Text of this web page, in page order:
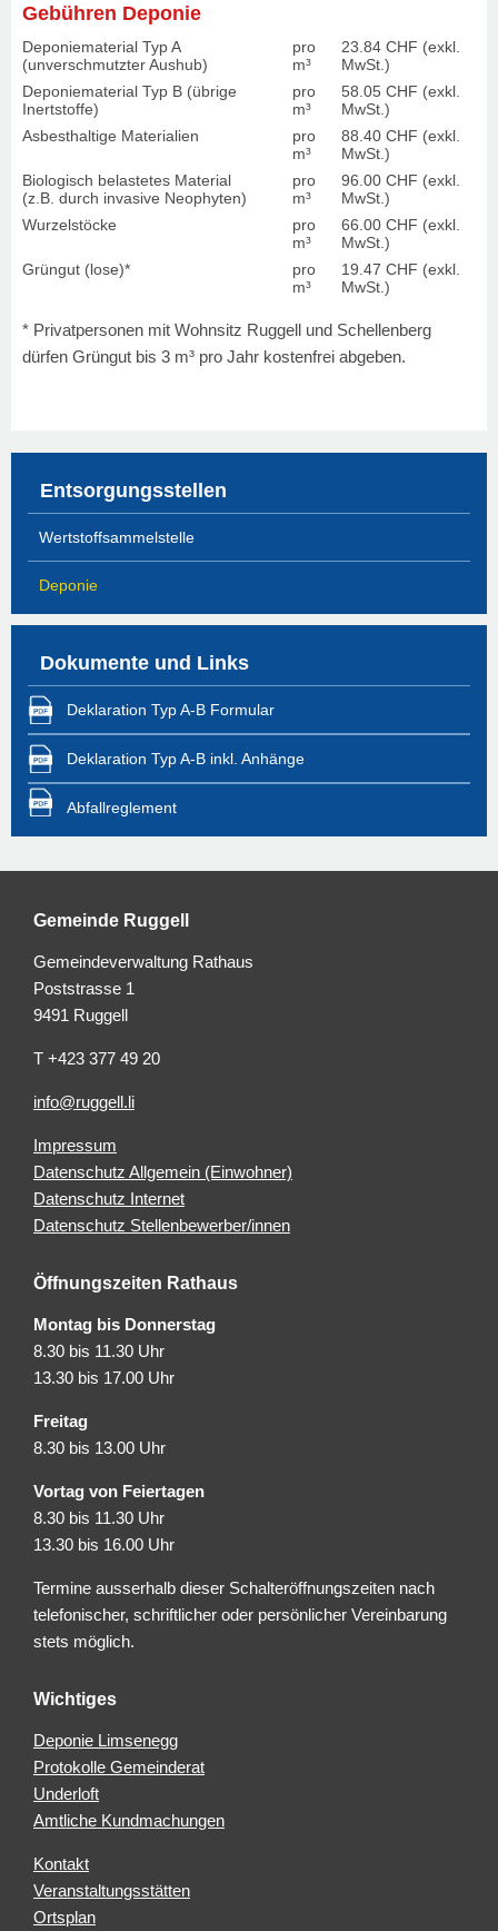
Gebühren Deponie
Deponiematerial Typ A
(unverschmutzter Aushub)
pro
m³
23.84 CHF (exkl.
MwSt.)
Deponiematerial Typ B (übrige
Inertstoffe)
pro
m³
58.05 CHF (exkl.
MwSt.)
Asbesthaltige Materialien
pro
m³
88.40 CHF (exkl.
MwSt.)
Biologisch belastetes Material
(z.B. durch invasive Neophyten)
pro
m³
96.00 CHF (exkl.
MwSt.)
Wurzelstöcke
pro
m³
66.00 CHF (exkl.
MwSt.)
Grüngut (lose)*
pro
m³
19.47 CHF (exkl.
MwSt.)
* Privatpersonen mit Wohnsitz Ruggell und Schellenberg
dürfen Grüngut bis 3 m³ pro Jahr kostenfrei abgeben.
Entsorgungsstellen
Wertstoffsammelstelle
Deponie
Dokumente und Links
Deklaration Typ A-B Formular
Deklaration Typ A-B inkl. Anhänge
Abfallreglement
Gemeinde Ruggell
Gemeindeverwaltung Rathaus
Poststrasse 1
9491 Ruggell
T +423 377 49 20
info@ruggell.li
Impressum
Datenschutz Allgemein (Einwohner)
Datenschutz Internet
Datenschutz Stellenbewerber/innen
Öffnungszeiten Rathaus
Montag bis Donnerstag
8.30 bis 11.30 Uhr
13.30 bis 17.00 Uhr
Freitag
8.30 bis 13.00 Uhr
Vortag von Feiertagen
8.30 bis 11.30 Uhr
13.30 bis 16.00 Uhr
Termine ausserhalb dieser Schalteröffnungszeiten nach
telefonischer, schriftlicher oder persönlicher Vereinbarung
stets möglich.
Wichtiges
Deponie Limsenegg
Protokolle Gemeinderat
Underloft
Amtliche Kundmachungen
Kontakt
Veranstaltungsstätten
Ortsplan